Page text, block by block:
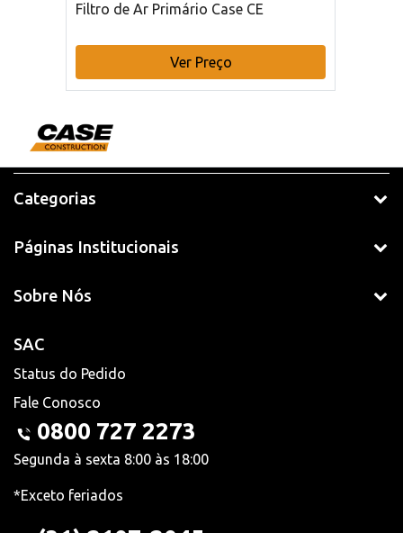
Filtro de Ar Primário Case CE
Ver Preço
Categorias
Páginas Institucionais
Sobre Nós
SAC
Status do Pedido
Fale Conosco
0800 727 2273
Segunda à sexta 8:00 às 18:00
*Exceto feriados